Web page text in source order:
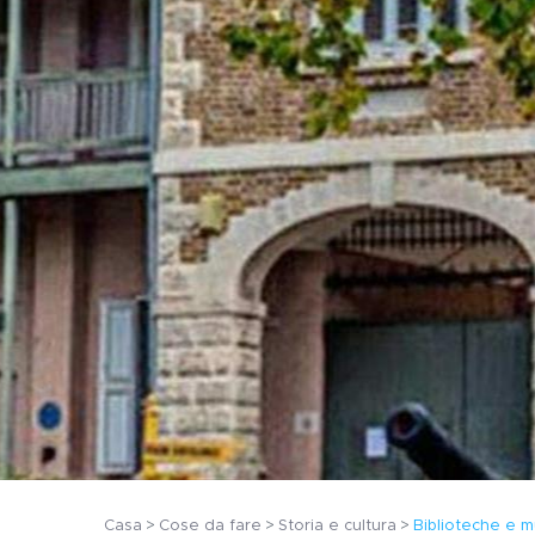
Casa Cose da fare Storia e cultura Biblioteche e